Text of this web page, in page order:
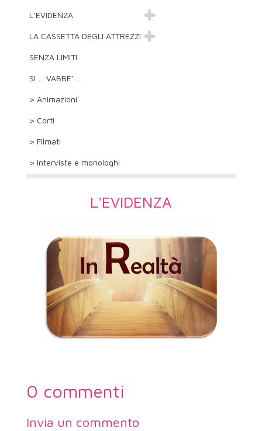
L’EVIDENZA
LA CASSETTA DEGLI ATTREZZI
SENZA LIMITI
SI … VABBE’ …
> Animazioni
> Corti
> Filmati
> Interviste e monologhi
L'EVIDENZA
0 commenti
Invia un commento